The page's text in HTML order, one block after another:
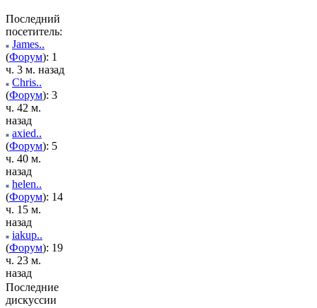
Последний
посетитель:
James..
(Форум): 1
ч. 3 м. назад
Chris..
(Форум): 3
ч. 42 м.
назад
axied..
(Форум): 5
ч. 40 м.
назад
helen..
(Форум): 14
ч. 15 м.
назад
iakup..
(Форум): 19
ч. 23 м.
назад
Последние
дискуссии